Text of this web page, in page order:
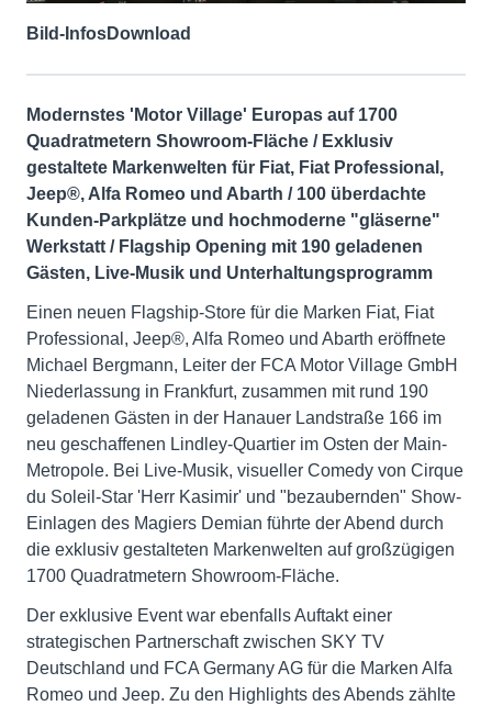
Bild-InfosDownload
Modernstes 'Motor Village' Europas auf 1700
Quadratmetern Showroom-Fläche / Exklusiv
gestaltete Markenwelten für Fiat, Fiat Professional,
Jeep®, Alfa Romeo und Abarth / 100 überdachte
Kunden-Parkplätze und hochmoderne "gläserne"
Werkstatt / Flagship Opening mit 190 geladenen
Gästen, Live-Musik und Unterhaltungsprogramm
Einen neuen Flagship-Store für die Marken Fiat, Fiat
Professional, Jeep®, Alfa Romeo und Abarth eröffnete
Michael Bergmann, Leiter der FCA Motor Village GmbH
Niederlassung in Frankfurt, zusammen mit rund 190
geladenen Gästen in der Hanauer Landstraße 166 im
neu geschaffenen Lindley-Quartier im Osten der Main-
Metropole. Bei Live-Musik, visueller Comedy von Cirque
du Soleil-Star 'Herr Kasimir' und "bezaubernden" Show-
Einlagen des Magiers Demian führte der Abend durch
die exklusiv gestalteten Markenwelten auf großzügigen
1700 Quadratmetern Showroom-Fläche.
Der exklusive Event war ebenfalls Auftakt einer
strategischen Partnerschaft zwischen SKY TV
Deutschland und FCA Germany AG für die Marken Alfa
Romeo und Jeep. Zu den Highlights des Abends zählte